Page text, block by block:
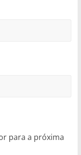
para a próxima